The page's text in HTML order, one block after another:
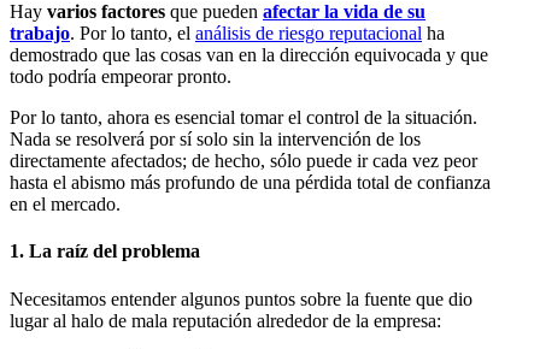
Hay varios factores que pueden afectar la vida de su
trabajo. Por lo tanto, el análisis de riesgo reputacional ha
demostrado que las cosas van en la dirección equivocada y que
todo podría empeorar pronto.
Por lo tanto, ahora es esencial tomar el control de la situación.
Nada se resolverá por sí solo sin la intervención de los
directamente afectados; de hecho, sólo puede ir cada vez peor
hasta el abismo más profundo de una pérdida total de confianza
en el mercado.
1. La raíz del problema
Necesitamos entender algunos puntos sobre la fuente que dio
lugar al halo de mala reputación alrededor de la empresa: